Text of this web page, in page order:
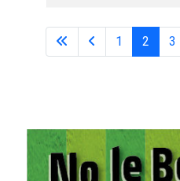
1 2 3